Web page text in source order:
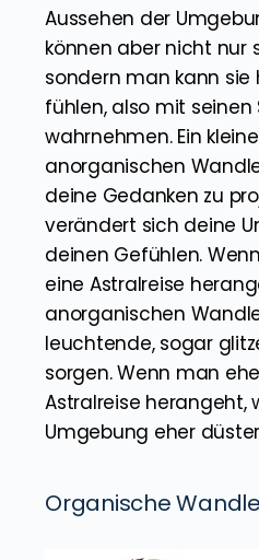
sehr wandelbar. Sie
miteinander zu
Aussehen der
können aber nicht nur
sondern man kann sie
fühlen, also mit seinen
wahrnehmen. Ein
anorganischen
deine Gedanken zu
verändert sich deine
deinen Gefühlen.
eine Astralreise
anorganischen
leuchtende, sogar
sorgen. Wenn man